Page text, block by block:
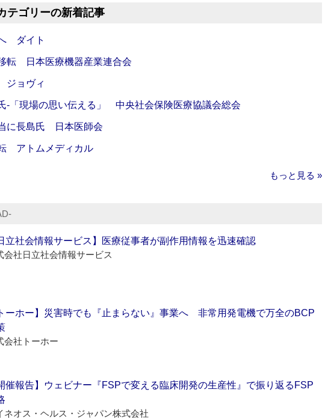
テゴリーの新着記事
ダイト
転 日本医療機器産業連合会
ジョヴィ
‐「現場の思い伝える」 中央社会保険医療協議会総会
に長島氏 日本医師会
アトムメディカル
もっと見る »
立社会情報サービス】医療従事者が副作用情報を迅速確認
会社日立社会情報サービス
ーホー】災害時でも『止まらない』事業へ 非常用発電機で万全のBCP
会社トーホー
催報告】ウェビナー『FSPで変える臨床開発の生産性』で振り返るFSP
ネオス・ヘルス・ジャパン株式会社